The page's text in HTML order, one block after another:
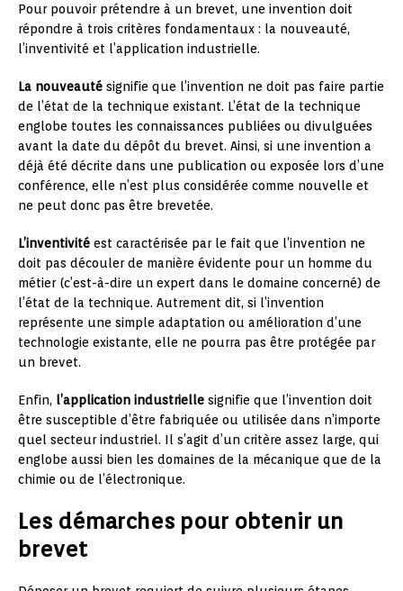
Pour pouvoir prétendre à un brevet, une invention doit
répondre à trois critères fondamentaux : la nouveauté,
l’inventivité et l’application industrielle.
La nouveauté signifie que l’invention ne doit pas faire partie
de l’état de la technique existant. L’état de la technique
englobe toutes les connaissances publiées ou divulguées
avant la date du dépôt du brevet. Ainsi, si une invention a
déjà été décrite dans une publication ou exposée lors d’une
conférence, elle n’est plus considérée comme nouvelle et
ne peut donc pas être brevetée.
L’inventivité est caractérisée par le fait que l’invention ne
doit pas découler de manière évidente pour un homme du
métier (c’est-à-dire un expert dans le domaine concerné) de
l’état de la technique. Autrement dit, si l’invention
représente une simple adaptation ou amélioration d’une
technologie existante, elle ne pourra pas être protégée par
un brevet.
Enfin, l’application industrielle signifie que l’invention doit
être susceptible d’être fabriquée ou utilisée dans n’importe
quel secteur industriel. Il s’agit d’un critère assez large, qui
englobe aussi bien les domaines de la mécanique que de la
chimie ou de l’électronique.
Les démarches pour obtenir un
brevet